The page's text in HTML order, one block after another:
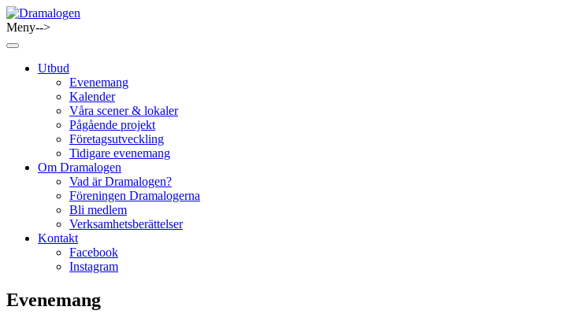
Skip
to
content
Meny-->
Utbud
Evenemang
Kalender
Våra scener & lokaler
Pågående projekt
Företagsutveckling
Tidigare evenemang
Om Dramalogen
Vad är Dramalogen?
Föreningen Dramalogerna
Bli medlem
Verksamhetsberättelser
Kontakt
Facebook
Instagram
Evenemang